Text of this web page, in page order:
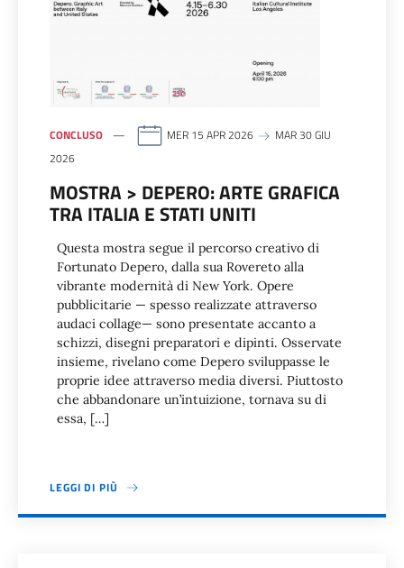
CONCLUSO MER 15 APR 2026
MAR 30 GIU
2026
MOSTRA > DEPERO: ARTE GRAFICA
TRA ITALIA E STATI UNITI
Questa mostra segue il percorso creativo di
Fortunato Depero, dalla sua Rovereto alla
vibrante modernità di New York. Opere
pubblicitarie — spesso realizzate attraverso
audaci collage— sono presentate accanto a
schizzi, disegni preparatori e dipinti. Osservate
insieme, rivelano come Depero sviluppasse le
proprie idee attraverso media diversi. Piuttosto
che abbandonare un’intuizione, tornava su di
essa, […]
LEGGI DI PIÙ